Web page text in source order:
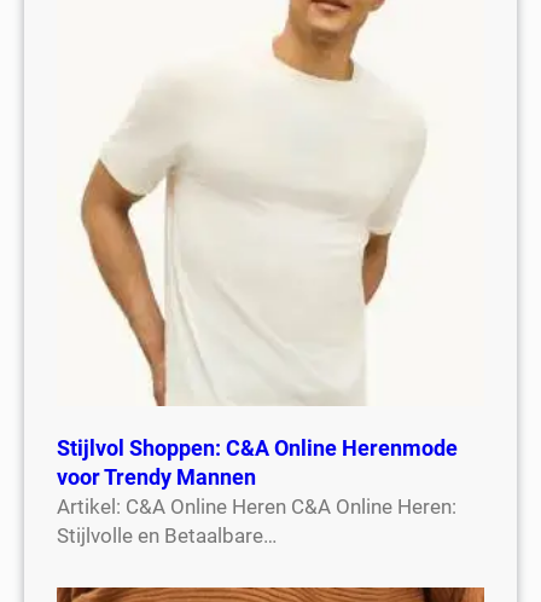
Stijlvol Shoppen: C&A Online Herenmode
voor Trendy Mannen
Artikel: C&A Online Heren C&A Online Heren:
Stijlvolle en Betaalbare…